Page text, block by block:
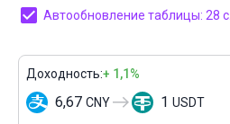
Автообновление таблицы: 27 с.
Доходность:+ 1,1%
6,67 CNY 1 USDT